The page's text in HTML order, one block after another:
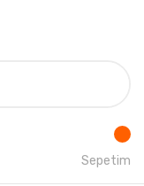
Sepetim